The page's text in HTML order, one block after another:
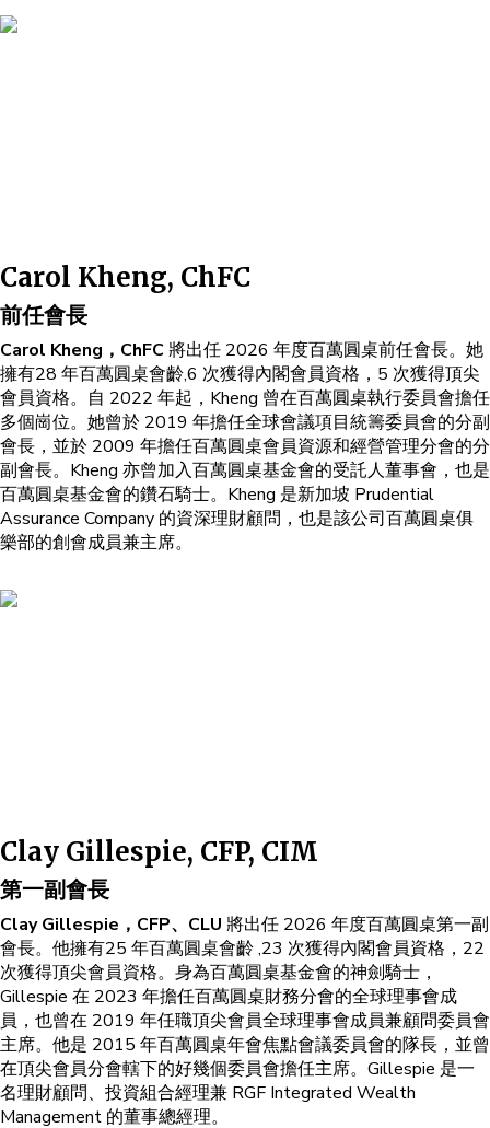
Carol Kheng, ChFC
前任會長
Carol Kheng，ChFC將出任 2026 年度百萬圓桌前任會長。她
擁有28 年百萬圓桌會齡,6 次獲得內閣會員資格，5 次獲得頂尖
會員資格。自 2022 年起，Kheng 曾在百萬圓桌執行委員會擔任
多個崗位。她曾於 2019 年擔任全球會議項目統籌委員會的分副
會長，並於 2009 年擔任百萬圓桌會員資源和經營管理分會的分
副會長。Kheng 亦曾加入百萬圓桌基金會的受託人董事會，也是
百萬圓桌基金會的鑽石騎士。Kheng 是新加坡 Prudential
Assurance Company 的資深理財顧問，也是該公司百萬圓桌俱
樂部的創會成員兼主席。
Clay Gillespie, CFP, CIM
第一副會長
Clay Gillespie，CFP、CLU 將出任 2026 年度百萬圓桌第一副
會長。他擁有25 年百萬圓桌會齡 ,23 次獲得內閣會員資格，22
次獲得頂尖會員資格。身為百萬圓桌基金會的神劍騎士，
Gillespie 在 2023 年擔任百萬圓桌財務分會的全球理事會成
員，也曾在 2019 年任職頂尖會員全球理事會成員兼顧問委員會
主席。他是 2015 年百萬圓桌年會焦點會議委員會的隊長，並曾
在頂尖會員分會轄下的好幾個委員會擔任主席。Gillespie 是一
名理財顧問、投資組合經理兼 RGF Integrated Wealth
Management 的董事總經理。